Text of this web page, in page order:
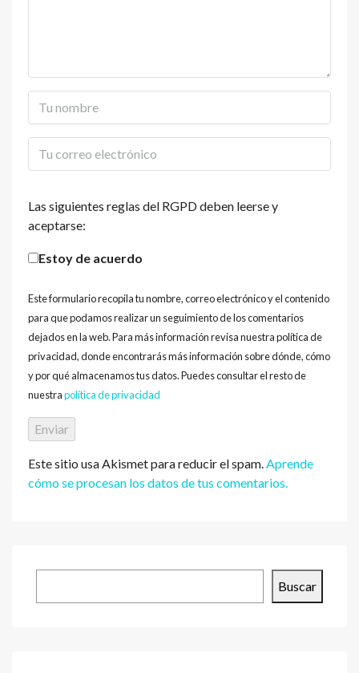
Las siguientes reglas del RGPD deben leerse y
aceptarse:
Estoy de acuerdo
Este formulario recopila tu nombre, correo electrónico y el contenido
para que podamos realizar un seguimiento de los comentarios
dejados en la web. Para más información revisa nuestra política de
privacidad, donde encontrarás más información sobre dónde, cómo
y por qué almacenamos tus datos. Puedes consultar el resto de
nuestrapolítica de privacidad
Este sitio usa Akismet para reducir el spam.Aprende
cómo se procesan los datos de tus comentarios.
Buscar